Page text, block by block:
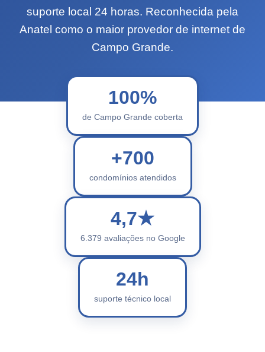
suporte local 24 horas. Reconhecida pela
Anatel como o maior provedor de internet de
Campo Grande.
100%
de Campo Grande coberta
+700
condomínios atendidos
4,7★
6.379 avaliações no Google
24h
suporte técnico local